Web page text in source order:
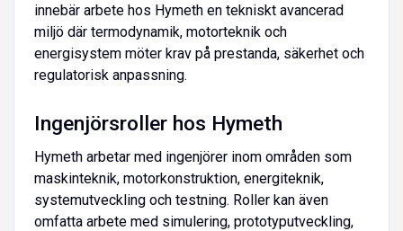
innebär arbete hos Hymeth en tekniskt avancerad
miljö där termodynamik, motorteknik och
energisystem möter krav på prestanda, säkerhet och
regulatorisk anpassning.
Ingenjörsroller hos Hymeth
Hymeth arbetar med ingenjörer inom områden som
maskinteknik, motorkonstruktion, energiteknik,
systemutveckling och testning. Roller kan även
omfatta arbete med simulering, prototyputveckling,